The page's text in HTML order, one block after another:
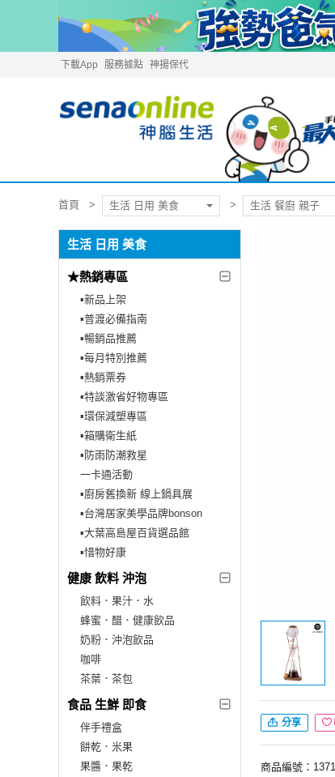
下載App 服務據點 神揚保代
首頁 生活 日用 美食 生活 餐廚 親子
生活 日用 美食
★熱銷專區
▪︎新品上架
▪︎普渡必備指南
▪︎暢銷品推薦
▪︎每月特別推薦
▪︎熱銷票券
▪︎特談激省好物專區
▪︎環保減塑專區
▪︎箱購衛生紙
▪︎防雨防潮救星
一卡通活動
▪︎廚房舊換新 線上鍋具展
▪︎台灣居家美學品牌bonson
▪︎大葉高島屋百貨選品館
▪︎惜物好康
健康 飲料 沖泡
飲料．果汁．水
蜂蜜．醋．健康飲品
奶粉．沖泡飲品
咖啡
茶葉．茶包
食品 生鮮 即食
伴手禮盒
餅乾．米果
果醬．果乾
分享
商品編號：